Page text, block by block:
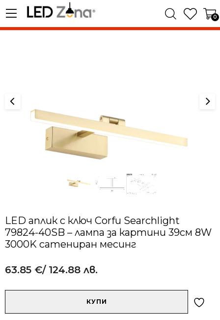
0
LED аплик с ключ Corfu Searchlight
79824-40SB – лампа за картини 39см 8W
3000K сатениран месинг
63.85 €/ 124.88 лв.
КУПИ